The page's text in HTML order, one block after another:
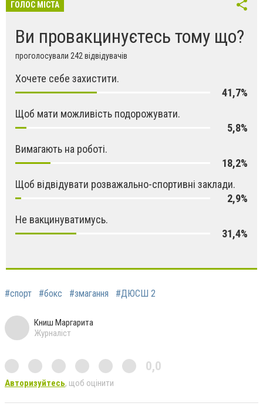
ГОЛОС МІСТА
Ви провакцинуєтесь тому що?
проголосували 242 відвідувачів
Хочете себе захистити.
41,7%
Щоб мати можливість подорожувати.
5,8%
Вимагають на роботі.
18,2%
Щоб відвідувати розважально-спортивні заклади.
2,9%
Не вакцинуватимусь.
31,4%
#спорт #бокс #змагання #ДЮСШ 2
Книш Маргарита
Журналіст
0,0
Авторизуйтесь, щоб оцінити